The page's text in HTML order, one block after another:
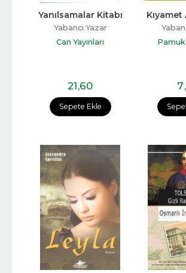
Sepete Ekle
Yanılsamalar Kitabı
Yabancı Yazar
Can Yayınları
21,60
Pamuk
7